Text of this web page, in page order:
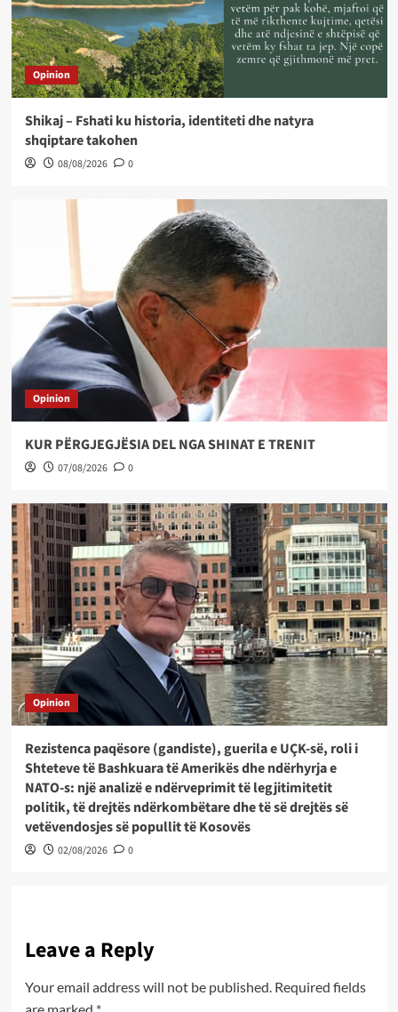
Opinion
Shikaj – Fshati ku historia, identiteti dhe natyra
shqiptare takohen
08/08/2026 0
Opinion
KUR PËRGJEGJËSIA DEL NGA SHINAT E TRENIT
07/08/2026 0
Opinion
Rezistenca paqësore (gandiste), guerila e UÇK-së, roli i
Shteteve të Bashkuara të Amerikës dhe ndërhyrja e
NATO-s: një analizë e ndërveprimit të legjitimitetit
politik, të drejtës ndërkombëtare dhe të së drejtës së
vetëvendosjes së popullit të Kosovës
02/08/2026 0
Leave a Reply
Your email address will not be published. Required fields